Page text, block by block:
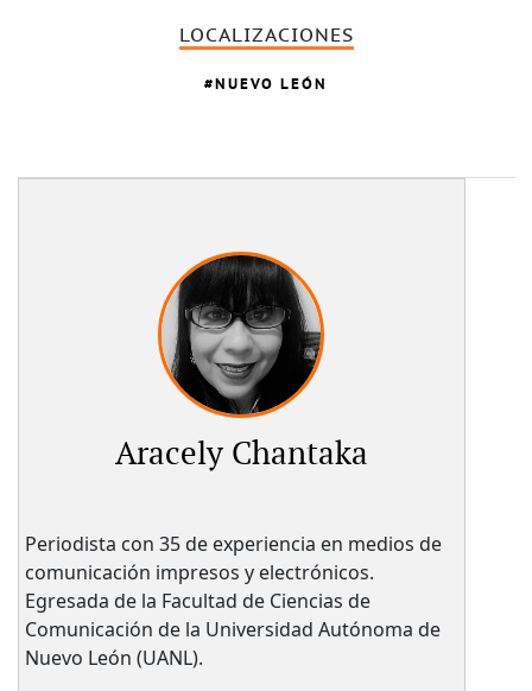
LOCALIZACIONES
NUEVO LEÓN
Aracely Chantaka
Periodista con 35 de experiencia en medios de
comunicación impresos y electrónicos.
Egresada de la Facultad de Ciencias de
Comunicación de la Universidad Autónoma de
Nuevo León (UANL).